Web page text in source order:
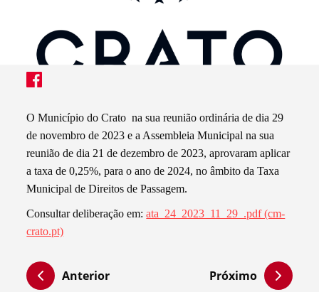
O Município do Crato na sua reunião ordinária de dia 29
de novembro de 2023 e a Assembleia Municipal na sua
reunião de dia 21 de dezembro de 2023, aprovaram aplicar
a taxa de 0,25%, para o ano de 2024, no âmbito da Taxa
Municipal de Direitos de Passagem.
Consultar deliberação em:ata_24_2023_11_29_.pdf (cm-
crato.pt)
Anterior Próximo